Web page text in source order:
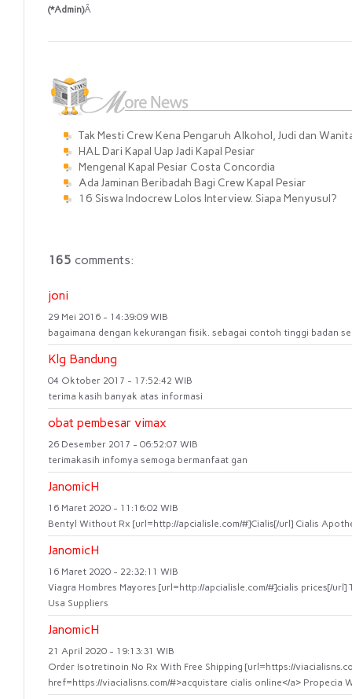
(*Admin)Â
Tak Mesti Crew Kena Pengaruh Alkohol, Judi dan
HAL Dari Kapal Uap Jadi Kapal Pesiar
Mengenal Kapal Pesiar Costa Concordia
Ada Jaminan Beribadah Bagi Crew Kapal Pesiar
16 Siswa Indocrew Lolos Interview. Siapa Menyusul?
165 comments:
joni
29 Mei 2016 - 14:39:09 WIB
bagaimana dengan kekurangan fisik. sebagai contoh tinggi badan
Klg Bandung
04 Oktober 2017 - 17:52:42 WIB
terima kasih banyak atas informasi
obat pembesar vimax
26 Desember 2017 - 06:52:07 WIB
terimakasih infomya semoga bermanfaat gan
JanomicH
16 Maret 2020 - 11:16:02 WIB
Bentyl Without Rx [url=http://apcialisle.com/#]Cialis[/url] Cialis
JanomicH
16 Maret 2020 - 22:32:11 WIB
Viagra Hombres Mayores [url=http://apcialisle.com/#]cialis prices[/
Usa Suppliers
JanomicH
21 April 2020 - 19:13:31 WIB
Order Isotretinoin No Rx With Free Shipping [url=https://
href=https://viacialisns.com/#>acquistare cialis online</a> Propecia